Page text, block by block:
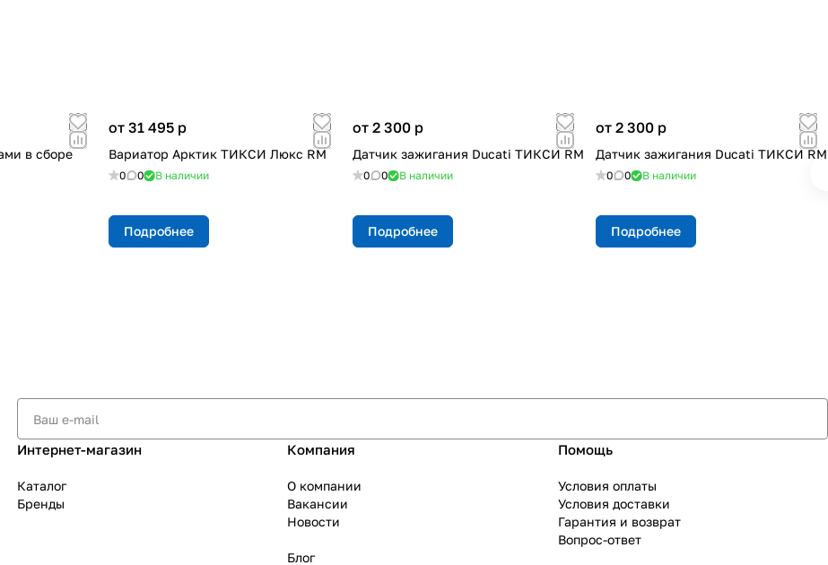
в сборе
от 31 495 p
Вариатор Арктик ТИКСИ Люкс RM
0 0 В наличии
Подробнее
от 2 300 p
Датчик зажигания Ducati ТИКСИ RM
0 0 В наличии
Подробнее
от 2 300 p
Датчик зажигания Ducati ТИКСИ RM
0 0 В наличии
Подробнее
Интернет-магазин
Каталог
Бренды
Компания
О компании
Вакансии
Новости
Блог
Помощь
Условия оплаты
Условия доставки
Гарантия и возврат
Вопрос-ответ